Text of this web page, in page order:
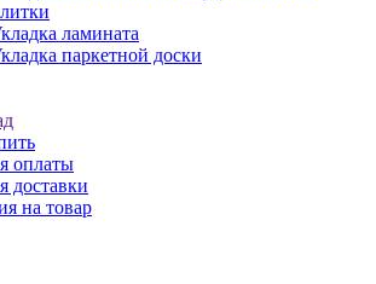
ламината
паркетной доски
оплаты
доставки
на товар